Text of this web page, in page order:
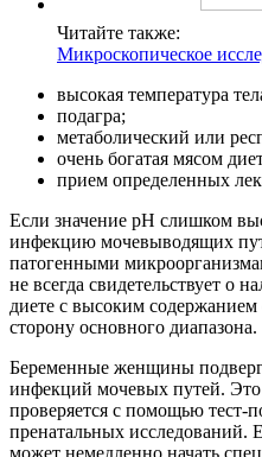
Читайте также:
Микроскопическое
высокая температура
подагра;
метаболический или
очень богатая мясом
прием определенных
Если значение рН слишком
инфекцию мочевыводящих
патогенными
не всегда свидетельствует о
диете с высоким
сторону основного диапазона.
Беременные женщины
инфекций мочевых путей.
проверяется с помощью тест-
пренатальных исследований.
может немедленно начать